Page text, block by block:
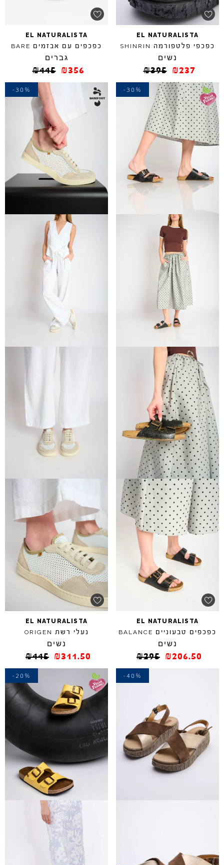
EL NATURALISTA
כפכפי פלטפורמה SHINRIN
נשים
₪395 ₪237
EL NATURALISTA
כפכפים עם אבזמים BARE
גברים
₪445 ₪356
-30%
EL NATURALISTA
כפכפים טבעוניים BALANCE
נשים
₪295 ₪206.50
-30%
EL NATURALISTA
נעלי רשת ORIGEN
נשים
₪445 ₪311.50
-40%
-20%